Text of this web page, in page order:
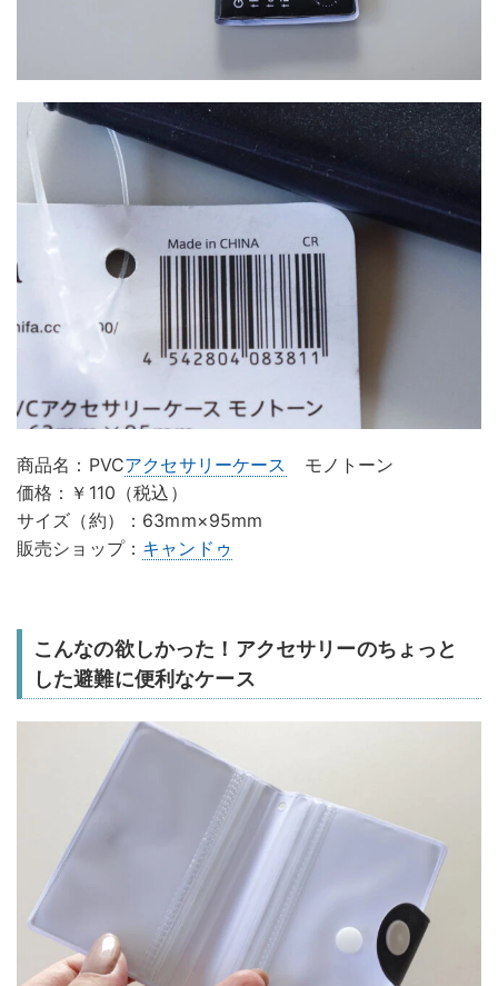
商品名：PVCアクセサリーケース
モノトーン
価格：￥110（税込）
サイズ（約）：63mm×95mm
販売ショップ： キャンドゥ
こんなの欲しかった！アクセサリーのちょっと
した避難に便利なケース